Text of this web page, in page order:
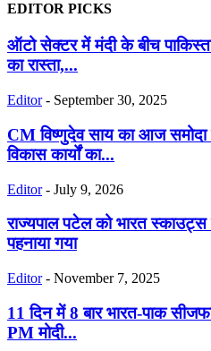
EDITOR PICKS
ऑटो सेक्टर में मंदी के बीच
का रास्ता,...
Editor - September 30, 2025
CM विष्णुदेव साय का आज
विकास कार्यों का...
Editor - July 9, 2026
राज्यपाल पटेल को भारत
पहनाया गया
Editor - November 7, 2025
11 दिन में 8 बार भारत-पाक
PM मोदी...